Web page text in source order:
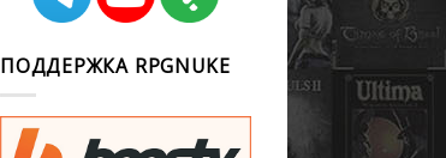
ПОДДЕРЖКА RPGNUKE